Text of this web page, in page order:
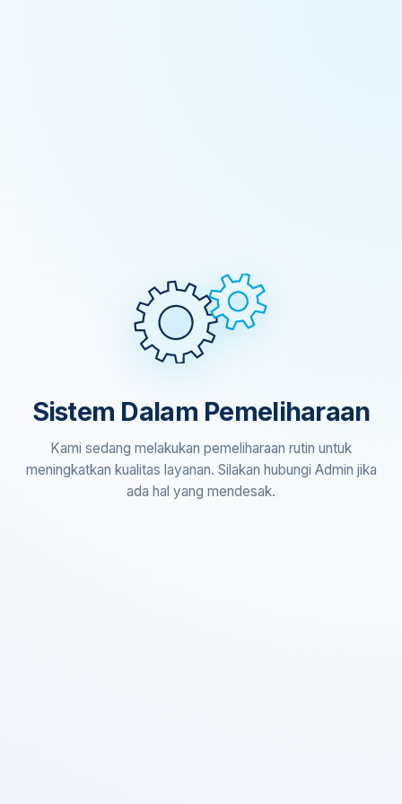
Sistem Dalam Pemeliharaan
Kami sedang melakukan pemeliharaan rutin untuk
meningkatkan kualitas layanan. Silakan hubungi Admin jika
ada hal yang mendesak.